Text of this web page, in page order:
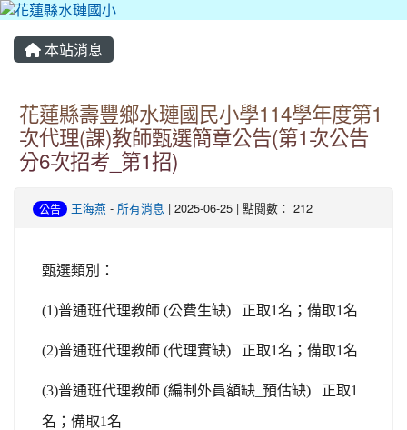
本站消息
花蓮縣壽豐鄉水璉國民小學114學年度第1
次代理(課)教師甄選簡章公告(第1次公告
分6次招考_第1招)
公告 王海燕 - 所有消息 | 2025-06-25 | 點閱數： 212
甄選類別：
(1)普通班代理教師 (公費生缺) 正取1名；備取1名
(2)普通班代理教師 (代理實缺) 正取1名；備取1名
(3)普通班代理教師 (編制外員額缺_預估缺) 正取1
名；備取1名